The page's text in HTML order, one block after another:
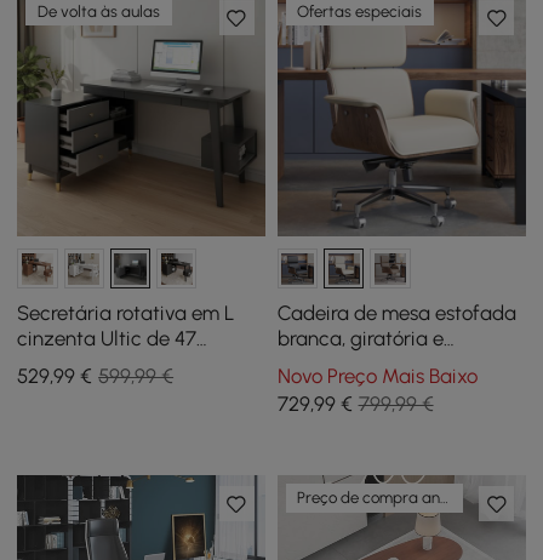
De volta às aulas
Secretária rotativa em L
cinzenta Ultic de 47
polegadas com arrumação
529,99 € 599,99 €
Ofertas especiais
Cadeira de mesa estofada
branca, giratória e
ajustável, com base de
madeira
Novo Preço Mais Baixo
729,99€ 799,99 €
Preço de compra antecipada